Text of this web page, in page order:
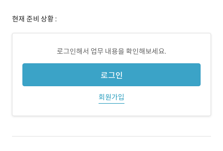
현재 준비 상황 :
로그인해서 업무 내용을 확인해보세요.
로그인
회원가입